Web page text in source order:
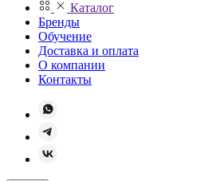
Каталог
Бренды
Обучение
Доставка и оплата
О компании
Контакты